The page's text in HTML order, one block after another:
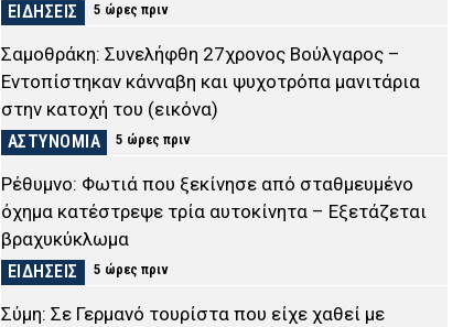
ΕΙΔΗΣΕΙΣ 5 ώρες πριν
Σαμοθράκη: Συνελήφθη 27χρονος Βούλγαρος –
Εντοπίστηκαν κάνναβη και ψυχοτρόπα μανιτάρια
στην κατοχή του (εικόνα)
ΑΣΤΥΝΟΜΙΑ 5 ώρες πριν
Ρέθυμνο: Φωτιά που ξεκίνησε από σταθμευμένο
όχημα κατέστρεψε τρία αυτοκίνητα – Εξετάζεται
βραχυκύκλωμα
ΕΙΔΗΣΕΙΣ 5 ώρες πριν
Σύμη: Σε Γερμανό τουρίστα που είχε χαθεί με